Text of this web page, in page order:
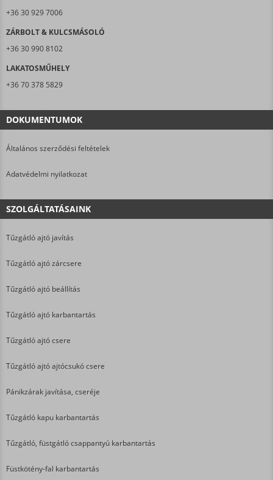
+36 30 929 7006
ZÁRBOLT & KULCSMÁSOLÓ
+36 30 990 8102
LAKATOSMŰHELY
+36 70 378 5829
DOKUMENTUMOK
Általános szerződési feltételek
Adatvédelmi nyilatkozat
SZOLGÁLTATÁSAINK
Tűzgátló ajtó javítás
Tűzgátló ajtó zárcsere
Tűzgátló ajtó beállítás
Tűzgátló ajtó karbantartás
Tűzgátló ajtó csere
Tűzgátló ajtó ajtócsukó csere
Pánikzárak javítása, cseréje
Tűzgátló kapu karbantartás
Tűzgátló, füstgátló csappantyú karbantartás
Füstkötény-fal karbantartás